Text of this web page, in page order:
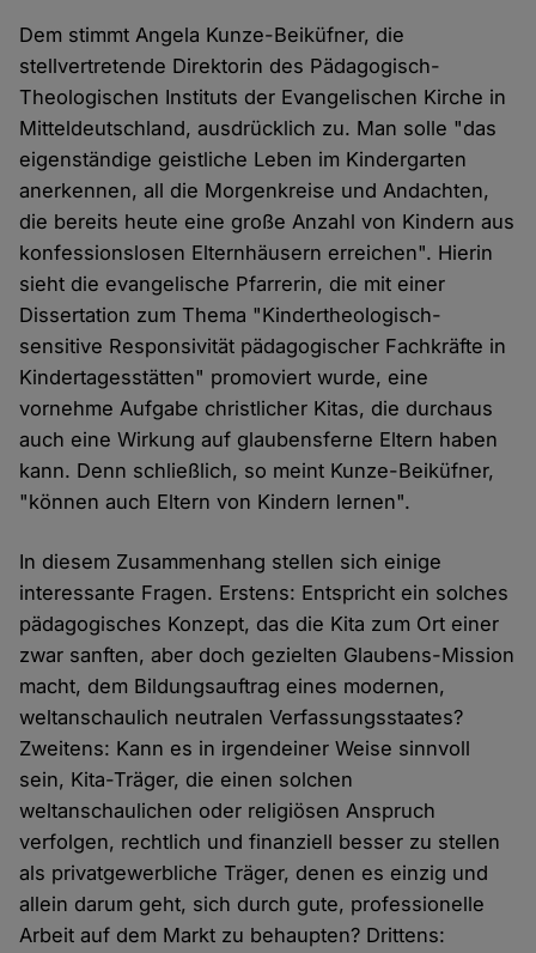
Dem stimmt Angela Kunze-Beiküfner, die
stellvertretende Direktorin des Pädagogisch-
Theologischen Instituts der Evangelischen Kirche in
Mitteldeutschland, ausdrücklich zu. Man solle "das
eigenständige geistliche Leben im Kindergarten
anerkennen, all die Morgenkreise und Andachten,
die bereits heute eine große Anzahl von Kindern aus
konfessionslosen Elternhäusern erreichen". Hierin
sieht die evangelische Pfarrerin, die mit einer
Dissertation zum Thema "Kindertheologisch-
sensitive Responsivität pädagogischer Fachkräfte in
Kindertagesstätten" promoviert wurde, eine
vornehme Aufgabe christlicher Kitas, die durchaus
auch eine Wirkung auf glaubensferne Eltern haben
kann. Denn schließlich, so meint Kunze-Beiküfner,
"können auch Eltern von Kindern lernen".
In diesem Zusammenhang stellen sich einige
interessante Fragen. Erstens: Entspricht ein solches
pädagogisches Konzept, das die Kita zum Ort einer
zwar sanften, aber doch gezielten Glaubens-Mission
macht, dem Bildungsauftrag eines modernen,
weltanschaulich neutralen Verfassungsstaates?
Zweitens: Kann es in irgendeiner Weise sinnvoll
sein, Kita-Träger, die einen solchen
weltanschaulichen oder religiösen Anspruch
verfolgen, rechtlich und finanziell besser zu stellen
als privatgewerbliche Träger, denen es einzig und
allein darum geht, sich durch gute, professionelle
Arbeit auf dem Markt zu behaupten? Drittens: